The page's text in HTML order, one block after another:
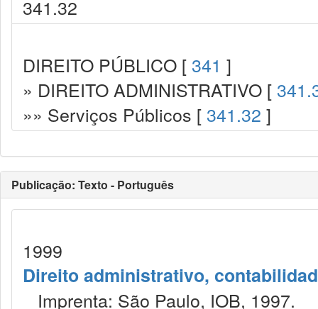
341.32
DIREITO PÚBLICO [ 341 ]
» DIREITO ADMINISTRATIVO [
»» Serviços Públicos [ 341.32 ]
Publicação: Texto - Português
1999
Direito administrativo,
Imprenta: São Paulo, IOB, 1997.